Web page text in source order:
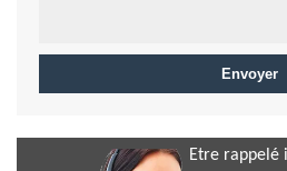
Etre rappelé